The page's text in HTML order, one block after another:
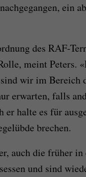
ein
des RAF-
meint Peters.
wir im Bereich
erwarten, falls
er halte es für
brechen.
auch die früher
und sind